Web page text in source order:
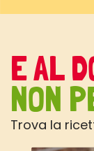
E AL
NON
Trova la